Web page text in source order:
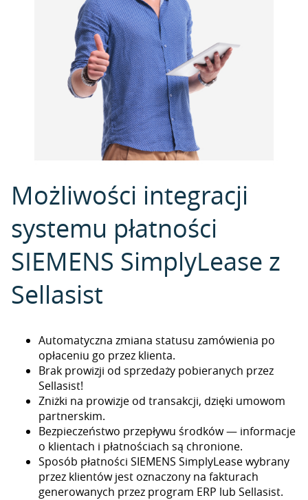
Możliwości integracji
systemu płatności
SIEMENS SimplyLease z
Sellasist
Automatyczna zmiana statusu zamówienia po
opłaceniu go przez klienta.
Brak prowizji od sprzedaży pobieranych przez
Sellasist!
Zniżki na prowizje od transakcji, dzięki umowom
partnerskim.
Bezpieczeństwo przepływu środków — informacje
o klientach i płatnościach są chronione.
Sposób płatności SIEMENS SimplyLease wybrany
przez klientów jest oznaczony na fakturach
generowanych przez program ERP lub Sellasist.